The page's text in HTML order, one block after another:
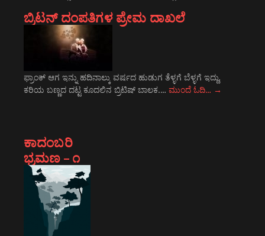
ಬ್ರಿಟನ್ ದಂಪತಿಗಳ ಪ್ರೇಮ ದಾಖಲೆ
ಫ್ರಾಂಕ್ ಆಗ ಇನ್ನು ಹದಿನಾಲ್ಕು ವರ್ಷದ ಹುಡುಗ ತೆಳ್ಳಗೆ ಬೆಳ್ಳಗೆ ಇದ್ದು,
ಕರಿಯ ಬಣ್ಣದ ದಟ್ಟ ಕೂದಲಿನ ಬ್ರಿಟಿಷ್ ಬಾಲಕ.… ಮುಂದೆ ಓದಿ… →
ಕಾದಂಬರಿ
ಭ್ರಮಣ – ೧